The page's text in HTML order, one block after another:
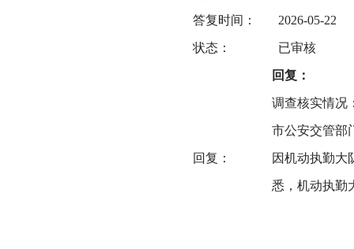
答复时间： 2026-05-22
状态： 已审核
回复：
回复：
调查核实情况
市公安交管部
因机动执勤大
悉，机动执勤